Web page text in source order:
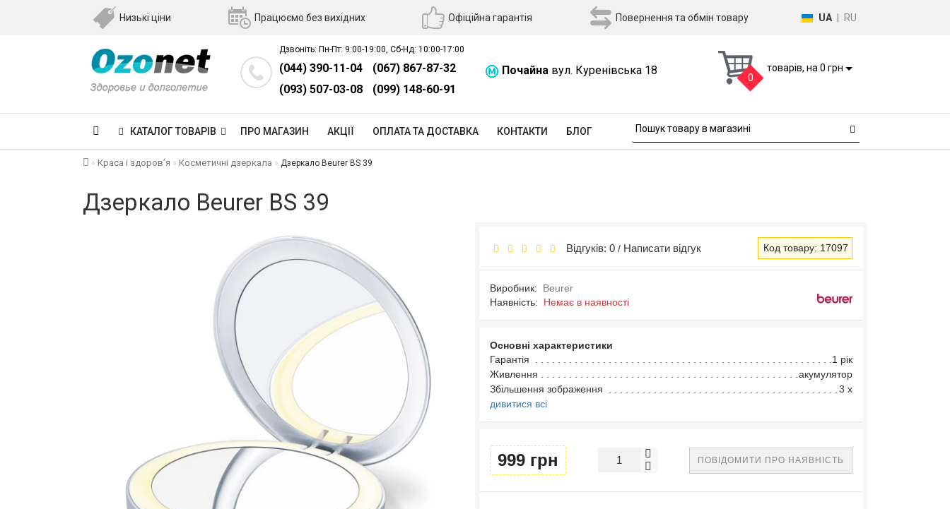
Низькі ціни Працюємо без вихідних Офіційна гарантія Повернення та обмін товару UA RU
Дзвоніть: Пн-Пт: 9:00-19:00, Сб-Нд: 10:00-17:00
(044) 390-11-04
(067) 867-87-32
(093) 507-03-08
(099) 148-60-91
Почайна вул. Куренівська 18
0
товарів, на 0 грн
КАТАЛОГ ТОВАРІВ ПРО МАГАЗИН АКЦІЇ ОПЛАТА ТА ДОСТАВКА КОНТАКТИ БЛОГ
Краса і здоров’я Косметичні дзеркала Дзеркало Beurer BS 39
Дзеркало Beurer BS 39
Відгуків: 0 / Написати відгук Код товару: 17097
Виробник:
Beurer
Наявність: Немає в наявності
Основні характеристики
Гарантія
1 рік
Живлення
акумулятор
Збільшення зображення
3 х
дивитися всі
999 грн ПОВІДОМИТИ ПРО НАЯВНІСТЬ